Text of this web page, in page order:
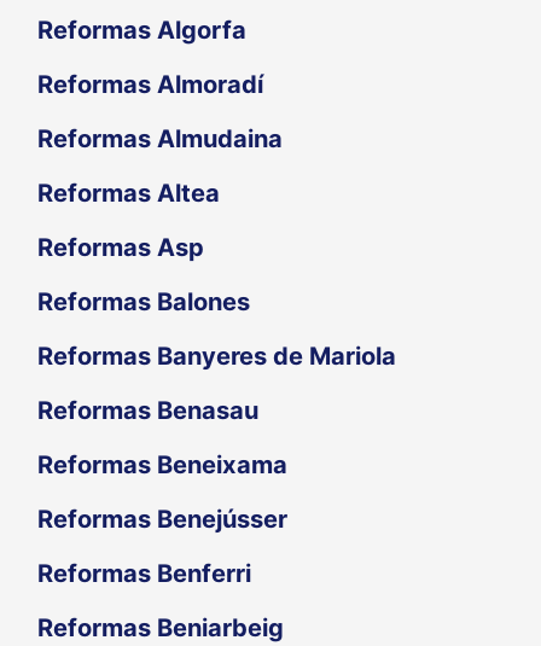
Reformas Algorfa
Reformas Almoradí
Reformas Almudaina
Reformas Altea
Reformas Asp
Reformas Balones
Reformas Banyeres de Mariola
Reformas Benasau
Reformas Beneixama
Reformas Benejússer
Reformas Benferri
Reformas Beniarbeig